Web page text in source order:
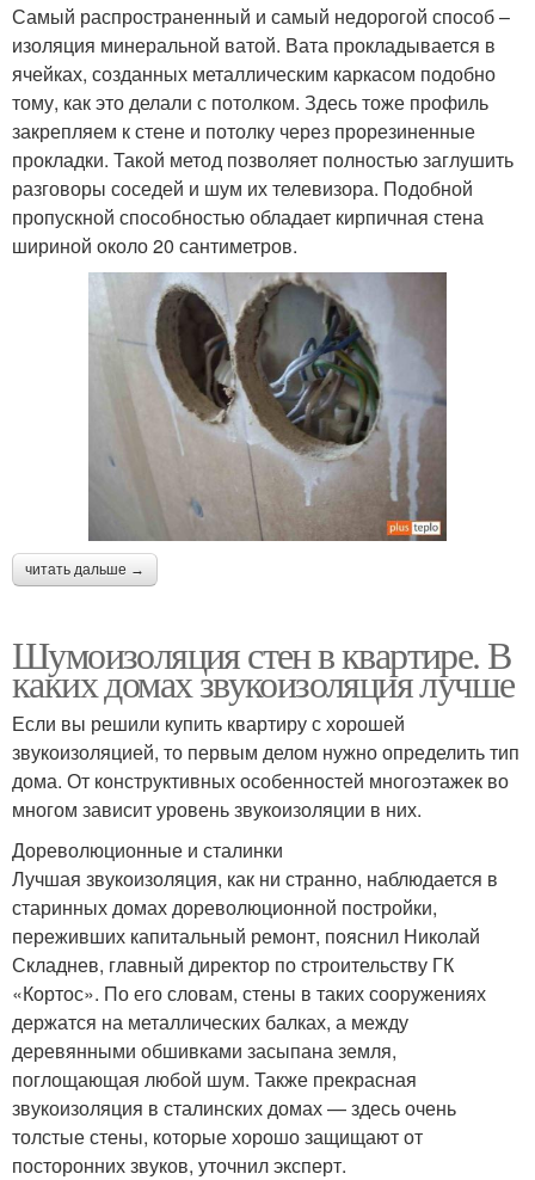
Самый распространенный и самый недорогой способ –
изоляция минеральной ватой. Вата прокладывается в
ячейках, созданных металлическим каркасом подобно
тому, как это делали с потолком. Здесь тоже профиль
закрепляем к стене и потолку через прорезиненные
прокладки. Такой метод позволяет полностью заглушить
разговоры соседей и шум их телевизора. Подобной
пропускной способностью обладает кирпичная стена
шириной около 20 сантиметров.
читать дальше →
Шумоизоляция стен в квартире. В
каких домах звукоизоляция лучше
Если вы решили купить квартиру с хорошей
звукоизоляцией, то первым делом нужно определить тип
дома. От конструктивных особенностей многоэтажек во
многом зависит уровень звукоизоляции в них.
Дореволюционные и сталинки
Лучшая звукоизоляция, как ни странно, наблюдается в
старинных домах дореволюционной постройки,
переживших капитальный ремонт, пояснил Николай
Складнев, главный директор по строительству ГК
«Кортос». По его словам, стены в таких сооружениях
держатся на металлических балках, а между
деревянными обшивками засыпана земля,
поглощающая любой шум. Также прекрасная
звукоизоляция в сталинских домах — здесь очень
толстые стены, которые хорошо защищают от
посторонних звуков, уточнил эксперт.